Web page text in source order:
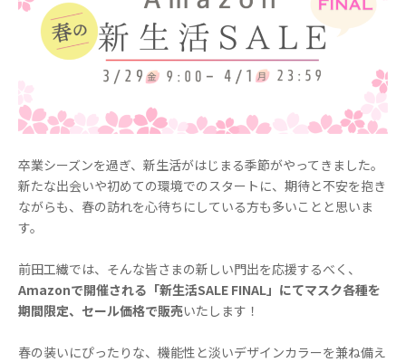
卒業シーズンを過ぎ、新生活がはじまる季節がやってきました。
新たな出会いや初めての環境でのスタートに、期待と不安を抱き
ながらも、春の訪れを心待ちにしている方も多いことと思いま
す。
前田工繊では、そんな皆さまの新しい門出を応援するべく、
Amazonで開催される「新生活SALE FINAL」にてマスク各種を
期間限定、セール価格で販売いたします！
春の装いにぴったりな、機能性と淡いデザインカラーを兼ね備え